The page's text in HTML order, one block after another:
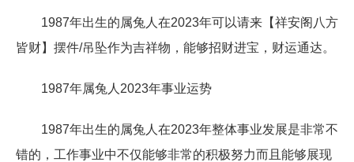
1987年出生的属兔人在2023年可以请来【祥安阁八方
皆财】摆件/吊坠作为吉祥物，能够招财进宝，财运通达。
1987年属兔人2023年事业运势
1987年出生的属兔人在2023年整体事业发展是非常不
错的，工作事业中不仅能够非常的积极努力而且能够展现